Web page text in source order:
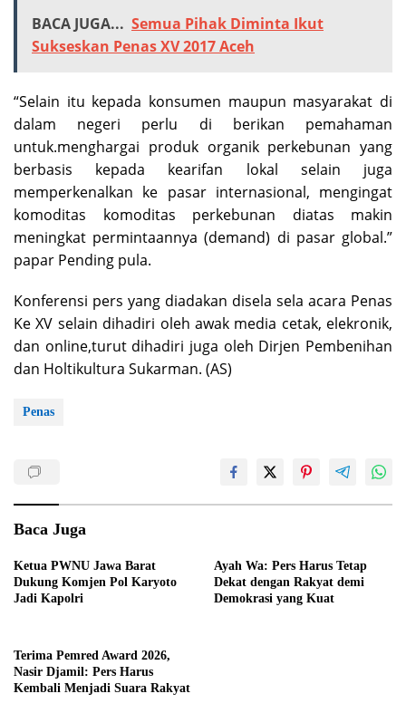
BACA JUGA... Semua Pihak Diminta Ikut
Sukseskan Penas XV 2017 Aceh
“Selain itu kepada konsumen maupun masyarakat di
dalam negeri perlu di berikan pemahaman
untuk.menghargai produk organik perkebunan yang
berbasis kepada kearifan lokal selain juga
memperkenalkan ke pasar internasional, mengingat
komoditas komoditas perkebunan diatas makin
meningkat permintaannya (demand) di pasar global.”
papar Pending pula.
Konferensi pers yang diadakan disela sela acara Penas
Ke XV selain dihadiri oleh awak media cetak, elekronik,
dan online,turut dihadiri juga oleh Dirjen Pembenihan
dan Holtikultura Sukarman. (AS)
Penas
Baca Juga
Ketua PWNU Jawa Barat
Dukung Komjen Pol Karyoto
Jadi Kapolri
Ayah Wa: Pers Harus Tetap
Dekat dengan Rakyat demi
Demokrasi yang Kuat
Terima Pemred Award 2026,
Nasir Djamil: Pers Harus
Kembali Menjadi Suara Rakyat